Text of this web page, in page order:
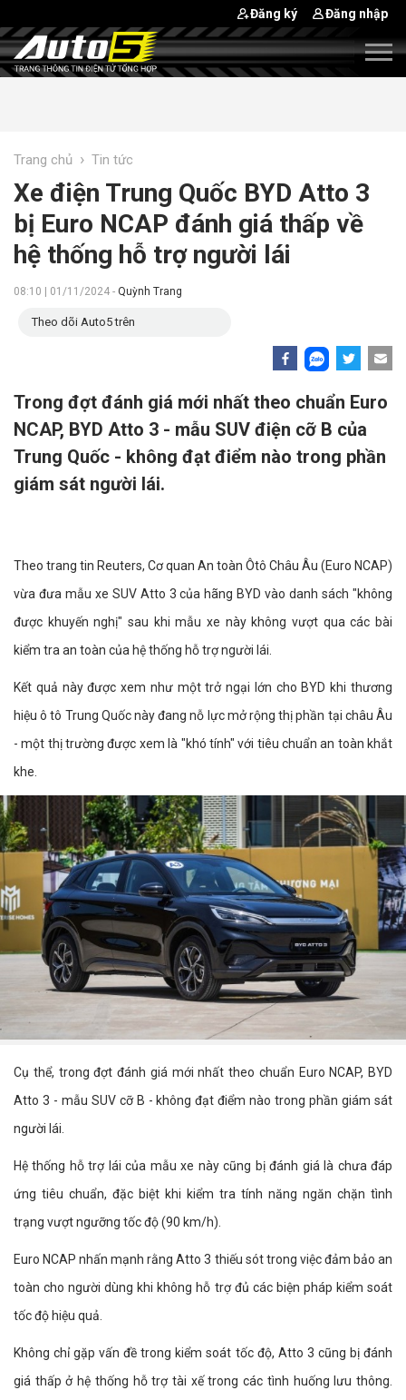
Đăng ký Đăng nhập
Trang chủ › Tin tức
Xe điện Trung Quốc BYD Atto 3
bị Euro NCAP đánh giá thấp về
hệ thống hỗ trợ người lái
08:10 | 01/11/2024 - Quỳnh Trang
Theo dõi Auto5 trên
Trong đợt đánh giá mới nhất theo chuẩn Euro
NCAP, BYD Atto 3 - mẫu SUV điện cỡ B của
Trung Quốc - không đạt điểm nào trong phần
giám sát người lái.
Theo trang tin Reuters, Cơ quan An toàn Ôtô Châu Âu (Euro NCAP)
vừa đưa mẫu xe SUV Atto 3 của hãng BYD vào danh sách "không
được khuyến nghị" sau khi mẫu xe này không vượt qua các bài
kiểm tra an toàn của hệ thống hỗ trợ người lái.
Kết quả này được xem như một trở ngại lớn cho BYD khi thương
hiệu ô tô Trung Quốc này đang nỗ lực mở rộng thị phần tại châu Âu
- một thị trường được xem là "khó tính" với tiêu chuẩn an toàn khắt
khe.
Cụ thể, trong đợt đánh giá mới nhất theo chuẩn Euro NCAP, BYD
Atto 3 - mẫu SUV cỡ B - không đạt điểm nào trong phần giám sát
người lái.
Hệ thống hỗ trợ lái của mẫu xe này cũng bị đánh giá là chưa đáp
ứng tiêu chuẩn, đặc biệt khi kiểm tra tính năng ngăn chặn tình
trạng vượt ngưỡng tốc độ (90 km/h).
Euro NCAP nhấn mạnh rằng Atto 3 thiếu sót trong việc đảm bảo an
toàn cho người dùng khi không hỗ trợ đủ các biện pháp kiểm soát
tốc độ hiệu quả.
Không chỉ gặp vấn đề trong kiểm soát tốc độ, Atto 3 cũng bị đánh
giá thấp ở hệ thống hỗ trợ tài xế trong các tình huống lưu thông.